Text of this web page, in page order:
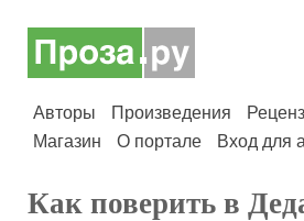
Авторы Произведения
Магазин
О портале Вход для
Как поверить в